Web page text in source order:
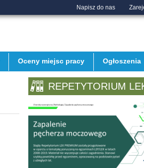
Napisz do nas
Oceny miejsc pracy Ogłoszenia
REPETYTORIUM